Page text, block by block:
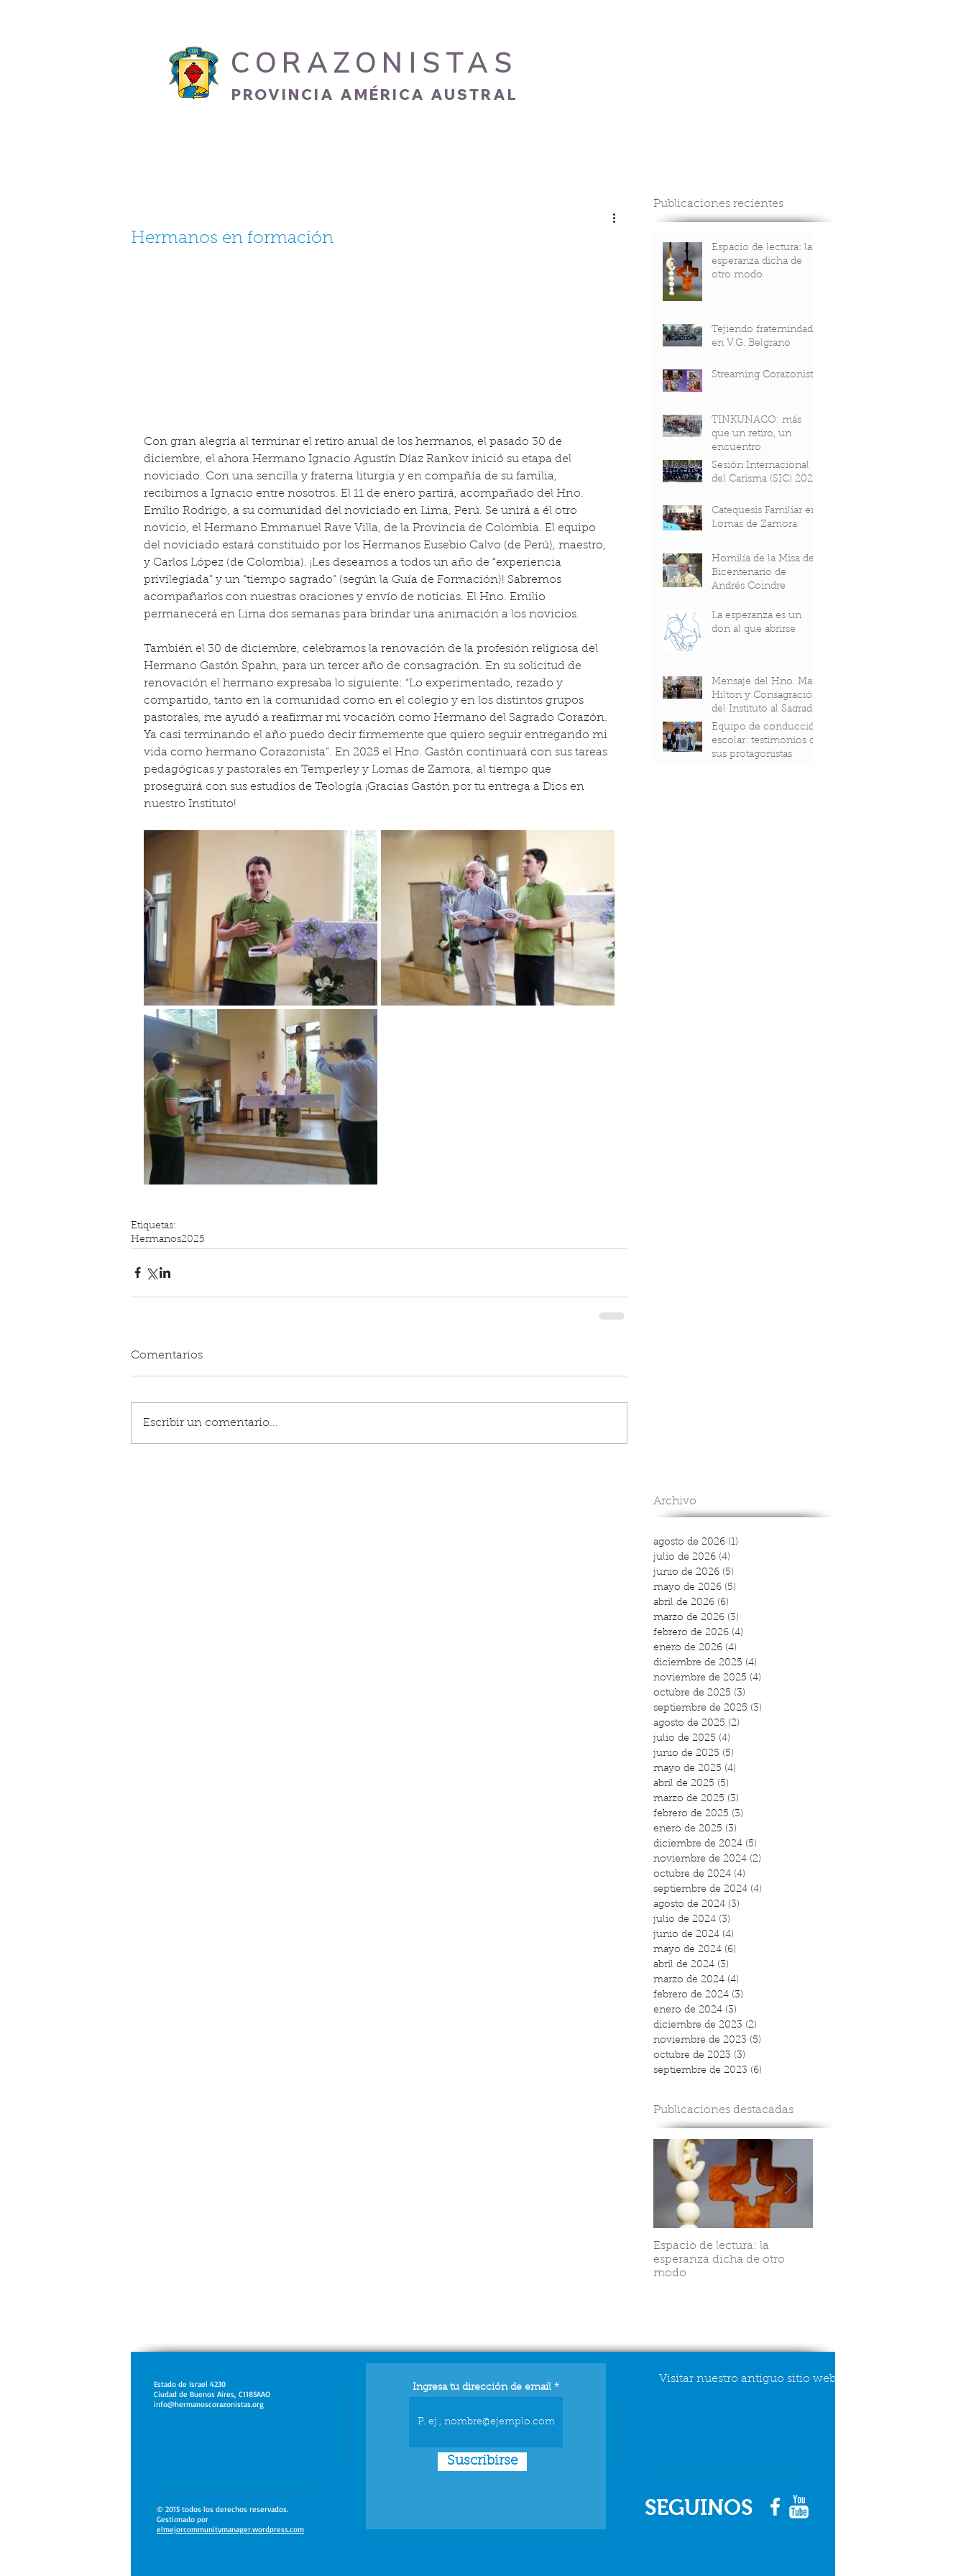
CORAZONISTAS
PROVINCIA AMÉRICA AUSTRAL
Hermanos en formación
Con gran alegría al terminar el retiro anual de los hermanos, el pasado 30 de
diciembre, el ahora Hermano Ignacio Agustín Díaz Rankov inició su etapa del
noviciado. Con una sencilla y fraterna liturgia y en compañía de su familia,
recibimos a Ignacio entre nosotros. El 11 de enero partirá, acompañado del Hno.
Emilio Rodrigo, a su comunidad del noviciado en Lima, Perú. Se unirá a él otro
novicio, el Hermano Emmanuel Rave Villa, de la Provincia de Colombia. El equipo
del noviciado estará constituido por los Hermanos Eusebio Calvo (de Perú), maestro,
y Carlos López (de Colombia). ¡Les deseamos a todos un año de “experiencia
privilegiada” y un “tiempo sagrado” (según la Guía de Formación)! Sabremos
acompañarlos con nuestras oraciones y envío de noticias. El Hno. Emilio
permanecerá en Lima dos semanas para brindar una animación a los novicios.
También el 30 de diciembre, celebramos la renovación de la profesión religiosa del
Hermano Gastón Spahn, para un tercer año de consagración. En su solicitud de
renovación el hermano expresaba lo siguiente: “Lo experimentado, rezado y
compartido, tanto en la comunidad como en el colegio y en los distintos grupos
pastorales, me ayudó a reafirmar mi vocación como Hermano del Sagrado Corazón.
Ya casi terminando el año puedo decir firmemente que quiero seguir entregando mi
vida como hermano Corazonista”. En 2025 el Hno. Gastón continuará con sus tareas
pedagógicas y pastorales en Temperley y Lomas de Zamora, al tiempo que
proseguirá con sus estudios de Teología ¡Gracias Gastón por tu entrega a Dios en
nuestro Instituto!
Etiquetas:
Hermanos2025
Comentarios
Escribir un comentario...
Publicaciones recientes
Espacio de lectura: la
esperanza dicha de
otro modo
Tejiendo fraternindad
en V.G. Belgrano
Streaming Corazonista
TINKUNACO: más
que un retiro, un
encuentro
Sesión Internacional
del Carisma (SIC) 2026
Catequesis Familiar en
Lomas de Zamora
Homilía de la Misa del
Bicentenario de
Andrés Coindre
La esperanza es un
don al que abrirse
Mensaje del Hno. Mark
Hilton y Consagración
del Instituto al Sagrado
Corazón en el
Bicentenario del P.
Andrés Coindre
Equipo de conducción
escolar: testimonios de
sus protagonistas
Archivo
agosto de 2026 (1)
julio de 2026 (4)
junio de 2026 (5)
mayo de 2026 (5)
abril de 2026 (6)
marzo de 2026 (3)
febrero de 2026 (4)
enero de 2026 (4)
diciembre de 2025 (4)
noviembre de 2025 (4)
octubre de 2025 (3)
septiembre de 2025 (3)
agosto de 2025 (2)
julio de 2025 (4)
junio de 2025 (5)
mayo de 2025 (4)
abril de 2025 (5)
marzo de 2025 (3)
febrero de 2025 (3)
enero de 2025 (3)
diciembre de 2024 (5)
noviembre de 2024 (2)
octubre de 2024 (4)
septiembre de 2024 (4)
agosto de 2024 (3)
julio de 2024 (3)
junio de 2024 (4)
mayo de 2024 (6)
abril de 2024 (3)
marzo de 2024 (4)
febrero de 2024 (3)
enero de 2024 (3)
diciembre de 2023 (2)
noviembre de 2023 (5)
octubre de 2023 (3)
septiembre de 2023 (6)
Publicaciones destacadas
Espacio de lectura: la
esperanza dicha de otro
modo
Estado de Israel 4230
Ciudad de Buenos Aires, C1185AAO
info@hermanoscorazonistas.org
© 2015 todos los derechos reservados.
Gestionado por
elmejorcommunitymanager.wordpress.com
Ingresa tu dirección de email
Suscribirse
Visitar nuestro antiguo sitio web
SEGUINOS